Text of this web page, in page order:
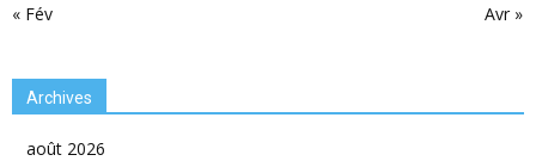
« Fév Avr »
Archives
août 2026